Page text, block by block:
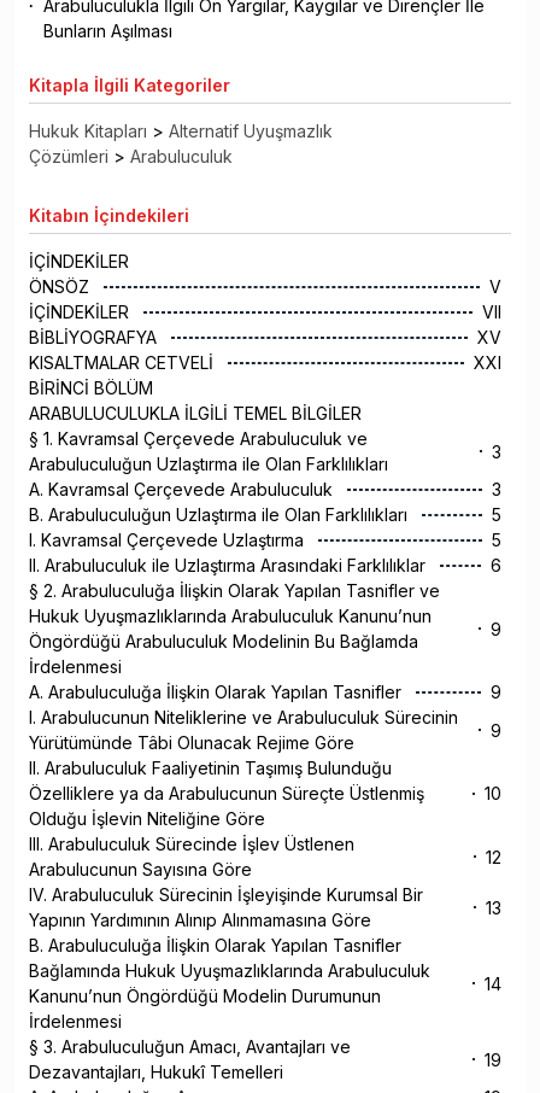
Arabuluculukla İlgili Ön Yargılar, Kaygılar ve Dirençler İle
Bunların Aşılması
Kitapla İlgili Kategoriler
Hukuk Kitapları > Alternatif Uyuşmazlık
Çözümleri > Arabuluculuk
Kitabın İçindekileri
İÇİNDEKİLER
ÖNSÖZ
V
İÇİNDEKİLER
VII
BİBLİYOGRAFYA
XV
KISALTMALAR CETVELİ
XXI
BİRİNCİ BÖLÜM
ARABULUCULUKLA İLGİLİ TEMEL BİLGİLER
§ 1. Kavramsal Çerçevede Arabuluculuk ve
Arabuluculuğun Uzlaştırma ile Olan Farklılıkları
3
A. Kavramsal Çerçevede Arabuluculuk
3
B. Arabuluculuğun Uzlaştırma ile Olan Farklılıkları
5
I. Kavramsal Çerçevede Uzlaştırma
5
II. Arabuluculuk ile Uzlaştırma Arasındaki Farklılıklar
6
§ 2. Arabuluculuğa İlişkin Olarak Yapılan Tasnifler ve
Hukuk Uyuşmazlıklarında Arabuluculuk Kanunu’nun
Öngördüğü Arabuluculuk Modelinin Bu Bağlamda
İrdelenmesi
9
A. Arabuluculuğa İlişkin Olarak Yapılan Tasnifler
9
I. Arabulucunun Niteliklerine ve Arabuluculuk Sürecinin
Yürütümünde Tâbi Olunacak Rejime Göre
9
II. Arabuluculuk Faaliyetinin Taşımış Bulunduğu
Özelliklere ya da Arabulucunun Süreçte Üstlenmiş
Olduğu İşlevin Niteliğine Göre
10
III. Arabuluculuk Sürecinde İşlev Üstlenen
Arabulucunun Sayısına Göre
12
IV. Arabuluculuk Sürecinin İşleyişinde Kurumsal Bir
Yapının Yardımının Alınıp Alınmamasına Göre
13
B. Arabuluculuğa İlişkin Olarak Yapılan Tasnifler
Bağlamında Hukuk Uyuşmazlıklarında Arabuluculuk
Kanunu’nun Öngördüğü Modelin Durumunun
İrdelenmesi
14
§ 3. Arabuluculuğun Amacı, Avantajları ve
Dezavantajları, Hukukî Temelleri
19